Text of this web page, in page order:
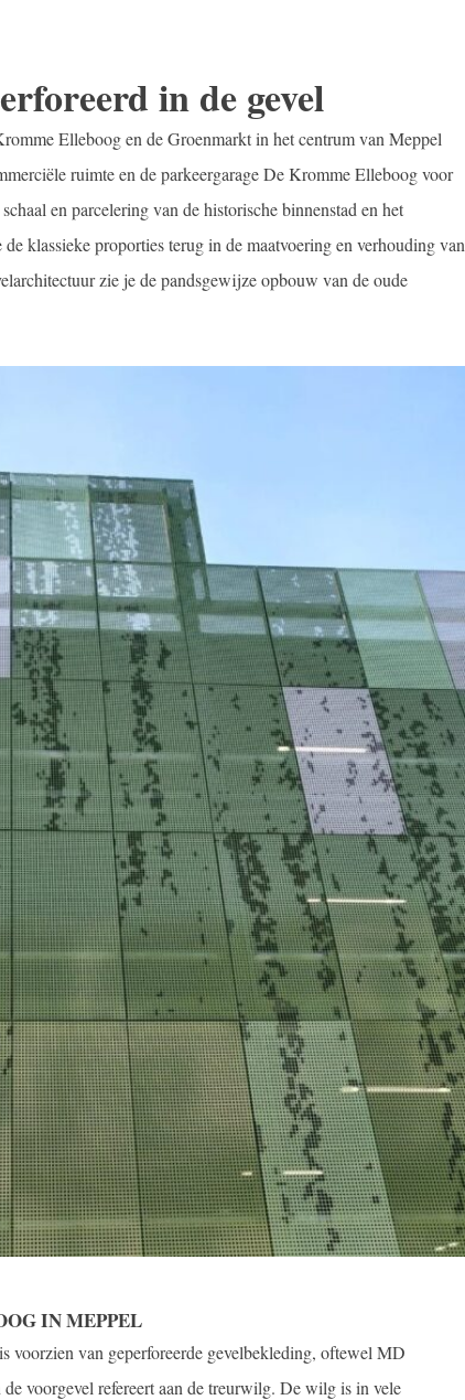
in de gevel
Elleboog en de Groenmarkt in het centrum van Meppel
ruimte en de parkeergarage De Kromme Elleboog voor
en parcelering van de historische binnenstad en het
klassieke proporties terug in de maatvoering en verhouding van
zie je de pandsgewijze opbouw van de oude
IN MEPPEL
voorzien van geperforeerde gevelbekleding, oftewel MD
voorgevel refereert aan de treurwilg. De wilg is in vele